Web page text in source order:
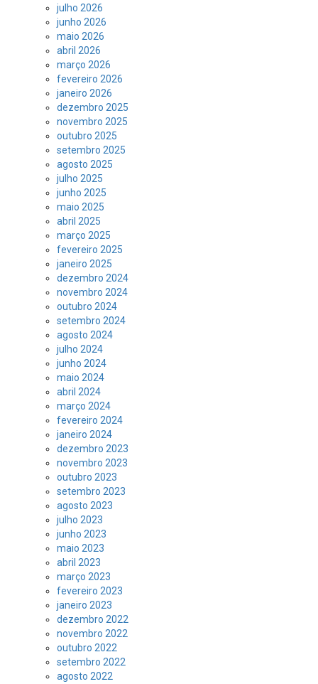
julho 2026
junho 2026
maio 2026
abril 2026
março 2026
fevereiro 2026
janeiro 2026
dezembro 2025
novembro 2025
outubro 2025
setembro 2025
agosto 2025
julho 2025
junho 2025
maio 2025
abril 2025
março 2025
fevereiro 2025
janeiro 2025
dezembro 2024
novembro 2024
outubro 2024
setembro 2024
agosto 2024
julho 2024
junho 2024
maio 2024
abril 2024
março 2024
fevereiro 2024
janeiro 2024
dezembro 2023
novembro 2023
outubro 2023
setembro 2023
agosto 2023
julho 2023
junho 2023
maio 2023
abril 2023
março 2023
fevereiro 2023
janeiro 2023
dezembro 2022
novembro 2022
outubro 2022
setembro 2022
agosto 2022